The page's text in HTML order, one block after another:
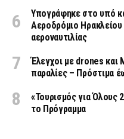
Υπογράφηκε στο υπό
Αεροδρόμιο
αεροναυτιλίας
Έλεγχοι με drones
παραλίες – Πρόστιμα
«Τουρισμός για Όλους
το Πρόγραμμα